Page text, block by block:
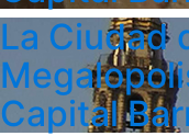
La Ciudad
Capital